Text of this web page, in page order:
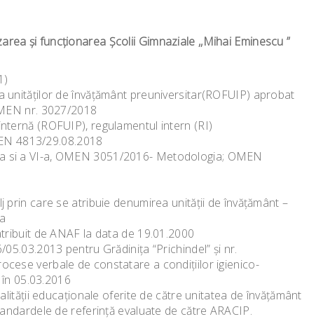
şi funcţionarea Şcolii Gimnaziale ,,Mihai Eminescu ”
unităţilor de învăţământ preuniversitar(ROFUIP) aprobat
nr. 3027/2018
(ROFUIP), regulamentul intern (RI)
4813/29.08.2018
si a VI-a, OMEN 3051/2016- Metodologia; OMEN
care se atribuie denumirea unităţii de învăţământ –
de ANAF la data de 19.01.2000
pentru Grădiniţa “Prichindel” şi nr.
verbale de constatare a condiţiilor igienico-
05.03.2016
educaţionale oferite de către unitatea de învăţământ
de referinţă evaluate de către ARACIP.